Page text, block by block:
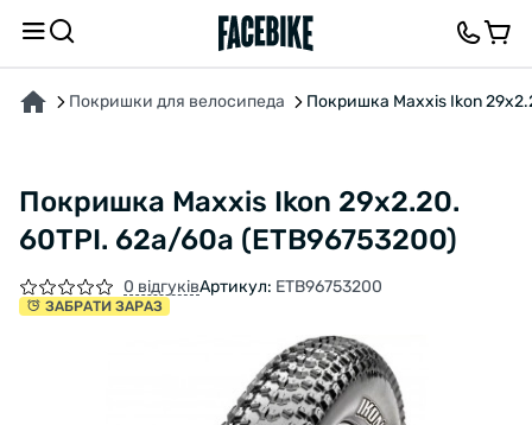
Покришки для велосипеда Покришка Maxxis Ikon
Покришка Maxxis Ikon 29x2.20.
60TPI. 62a/60a (ETB96753200)
0 відгуківАртикул: ETB96753200
ЗАБРАТИ ЗАРАЗ
ПРО ТОВАР ХАРАКТЕРИСТИКИОПИС ВІДГУКИ ТА ЗАПИТАННЯ